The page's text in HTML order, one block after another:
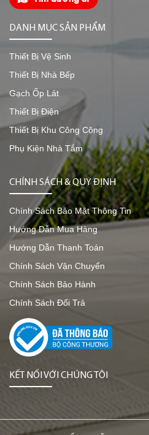
DANH MỤC SẢN PHẨM
Thiết Bị Vệ Sinh
Thiết Bị Nhà Bếp
Gạch Ốp Lát
Thiết Bị Điện
Thiết Bị Khu Công Cộng
Phụ Kiện Nhà Tắm
CHÍNH SÁCH & QUY ĐỊNH
Chính Sách Bảo Mật Thông Tin
Hướng Dẫn Mua Hàng
Hướng Dẫn Thanh Toán
Chính Sách Vận Chuyển
Chính Sách Bảo Hành
Chính Sách Đổi Trả
KẾT NỐI VỚI CHÚNG TÔI